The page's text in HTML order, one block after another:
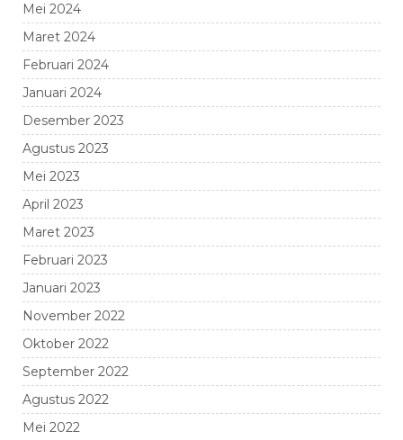
Mei 2024
Maret 2024
Februari 2024
Januari 2024
Desember 2023
Agustus 2023
Mei 2023
April 2023
Maret 2023
Februari 2023
Januari 2023
November 2022
Oktober 2022
September 2022
Agustus 2022
Mei 2022